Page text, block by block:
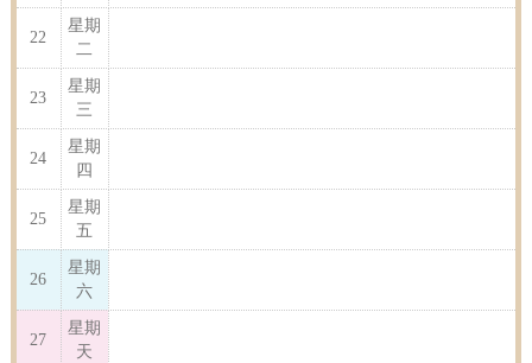
22
星期
二
23
星期
三
24
星期
四
25
星期
五
26
星期
六
27
星期
天